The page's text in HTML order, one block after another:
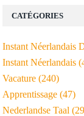
CATÉGORIES
Instant Néerlandais
Instant Néerlandais
Vacature (240)
Apprentissage (47)
Nederlandse Taal